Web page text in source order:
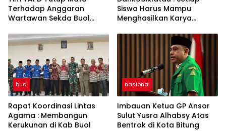
Terhadap Anggaran
Wartawan Sekda Buol
Jurnalis
Siswa Harus Mampu
Menghasilkan Karya
Intelektual
buol
Rapat Koordinasi Lintas
Agama : Membangun
Kerukunan di Kab Buol
nasional
Imbauan Ketua GP Ansor
Sulut Yusra Alhabsy Atas
Bentrok di Kota Bitung